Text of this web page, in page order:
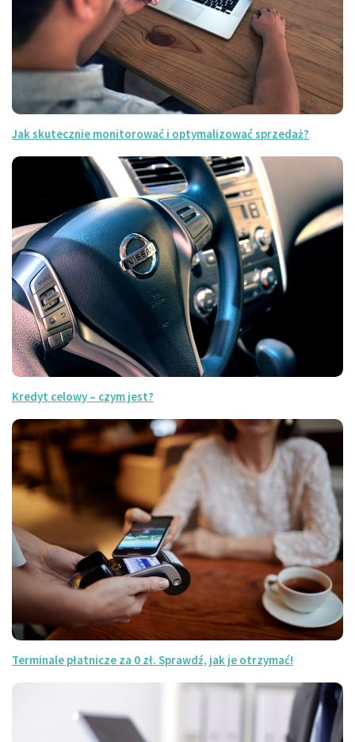
Jak skutecznie monitorować i optymalizować sprzedaż?
Kredyt celowy – czym jest?
Terminale płatnicze za 0 zł. Sprawdź, jak je otrzymać!